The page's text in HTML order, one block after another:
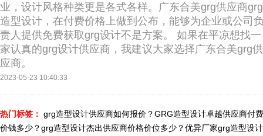
业，设计风格种类更是各式各样。广东合美grg供应商grg
造型设计，在付费价格上做到公布，能够为企业或公司
责人提供免费获取grg设计不是方案。 如果在平凉想找一
家认真的grg设计供应商，我建议大家选择广东合美grg供
应商。
2023-05-23 10:40:33
热门标签： grg造型设计供应商如何报价？GRG造型设计卓越供应商付费
价钱多少？grg造型设计杰出供应商价格价位多少？优异厂家grg造型设计